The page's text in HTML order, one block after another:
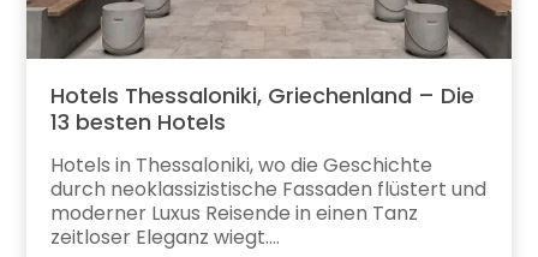
Hotels Thessaloniki, Griechenland – Die
13 besten Hotels
Hotels in Thessaloniki, wo die Geschichte
durch neoklassizistische Fassaden flüstert und
moderner Luxus Reisende in einen Tanz
zeitloser Eleganz wiegt....